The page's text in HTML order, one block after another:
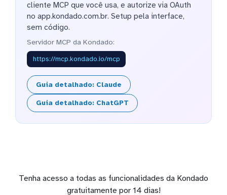
cliente MCP que você usa, e autorize via OAuth
no app.kondado.com.br. Setup pela interface,
sem código.
Servidor MCP da Kondado:
https://mcp.kondado.io/mcp
Guia detalhado: Claude
Guia detalhado: ChatGPT
Tenha acesso a todas as funcionalidades da Kondado
gratuitamente por 14 dias!